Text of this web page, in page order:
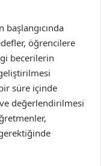
başlangıcında
öğrencilere
becerilerin
süre içinde
değerlendirilmesi